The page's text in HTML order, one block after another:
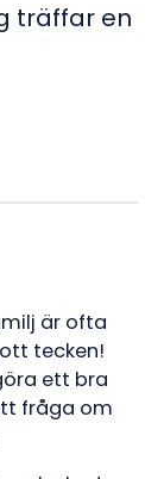
träffar en
är ofta
tecken!
ett bra
fråga om